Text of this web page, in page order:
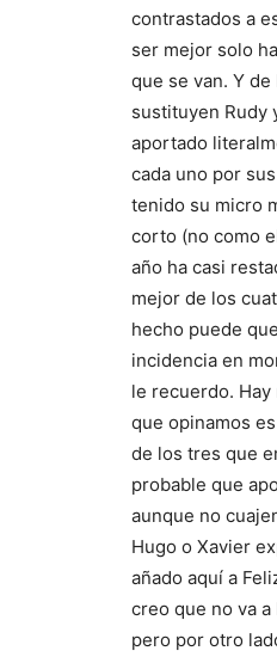
contrastados a
ser mejor solo
que se van. Y
sustituyen Rudy
aportado
cada uno por
tenido su micro
corto (no como
año ha casi
mejor de los
hecho puede
incidencia en
le recuerdo.
que opinamos
de los tres que
probable que
aunque no
Hugo o Xavier
añado aquí a
creo que no va
pero por otro